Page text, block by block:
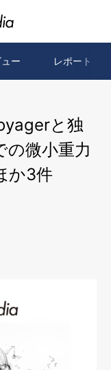
ー レポート
と独
微小重力
か3件